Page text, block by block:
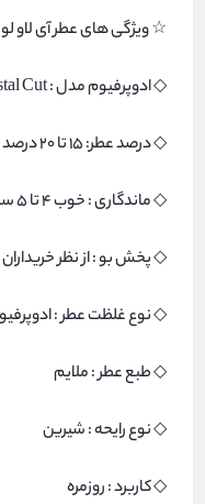
☆ ویژگی های عطر آی لاو
◇ ادوپرفیوم مدل : Cristal Cut
◇ درصد عطر: 15 تا 20 درصد
◇ ماندگاری : خوب 4 تا 5 ساعت
◇ پخش بو : از نظر
◇ نوع غلظت عطر :
◇ طبع عطر : ملایم
◇ نوع رایحه : شیرین
◇ کاربرد : روزمره